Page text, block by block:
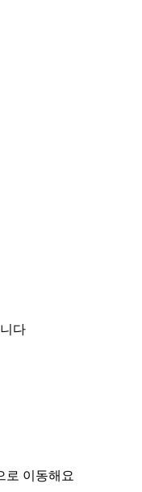
다
로 이동해요